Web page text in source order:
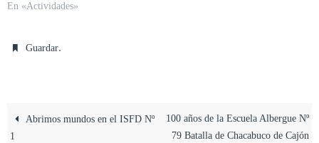
En «Actividades»
Guardar.
Abrimos mundos en el ISFD Nº
1
100 años de la Escuela Albergue Nº
79 Batalla de Chacabuco de Cajón